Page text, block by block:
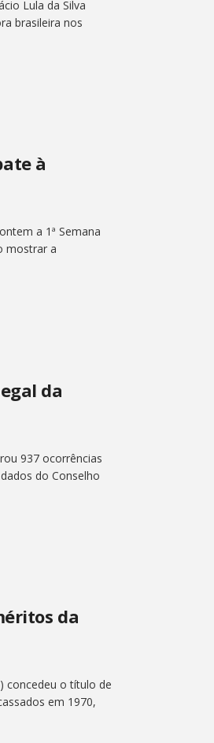
Lula da Silva
brasileira nos
à
a 1ª Semana
mostrar a
da
937 ocorrências
do Conselho
da
concedeu o título de
em 1970,